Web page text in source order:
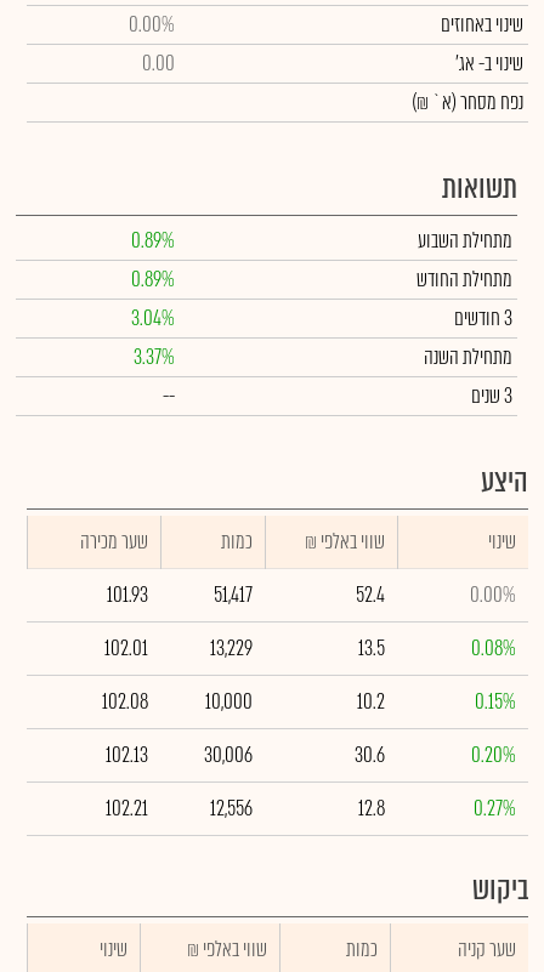
שינוי באחוזים
0.00%
שינויב- אג'
0.00
נפח מסחר(א` ₪)
תשואות
מתחילת השבוע
0.89%
מתחילת החודש
0.89%
3 חודשים
3.04%
מתחילת השנה
3.37%
3 שנים
--
היצע
שינוי ₪ שווי באלפי כמות
שער מכירה
0.00%
52.4
51,417
101.93
0.08%
13.5
13,229
102.01
0.15%
10.2
10,000
102.08
0.20%
30.6
30,006
102.13
0.27%
12.8
12,556
102.21
ביקוש
שער קניה כמות ₪ שווי באלפי
שינוי